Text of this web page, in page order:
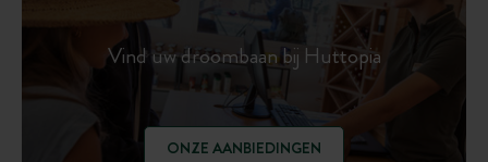
Vind uw droombaan bij Huttopia
ONZE AANBIEDINGEN